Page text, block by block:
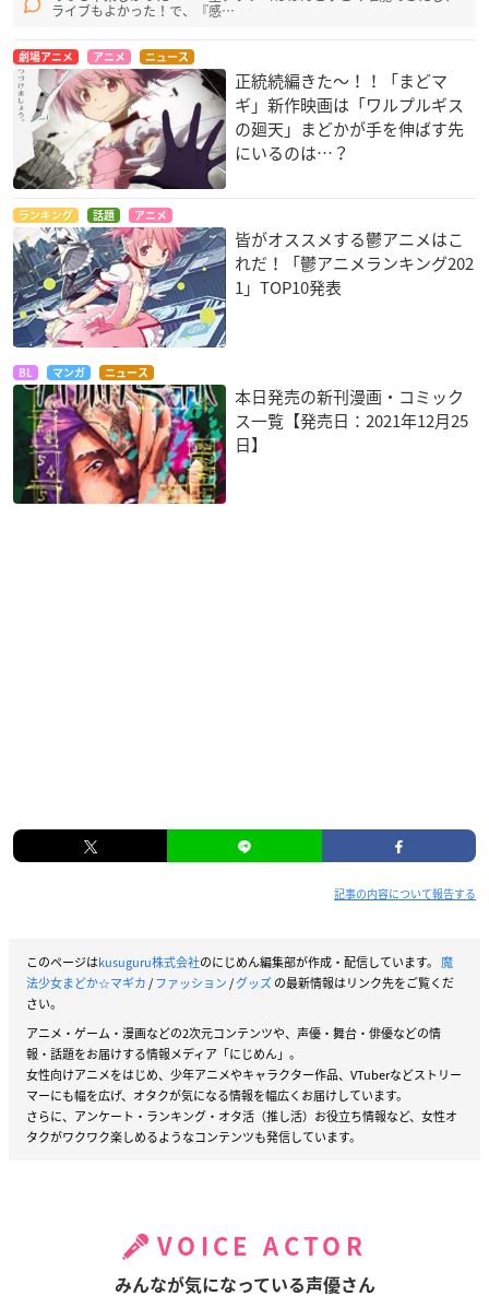
ライブもよかった！で、『感…
劇場アニメ アニメ ニュース
正統続編きた〜！！「まどマ
ギ」新作映画は「ワルプルギス
の廻天」まどかが手を伸ばす先
にいるのは…？
ランキング 話題 アニメ
皆がオススメする鬱アニメはこ
れだ！「鬱アニメランキング202
1」TOP10発表
BL マンガ ニュース
本日発売の新刊漫画・コミック
ス一覧【発売日：2021年12月25
日】
記事の内容について報告する
このページはkusuguru株式会社のにじめん編集部が作成・配信しています。 魔
法少女まどか☆マギカ/ファッション/グッズの最新情報はリンク先をご覧くだ
さい。
アニメ・ゲーム・漫画などの2次元コンテンツや、声優・舞台・俳優などの情
報・話題をお届けする情報メディア「にじめん」。
女性向けアニメをはじめ、少年アニメやキャラクター作品、VTuberなどストリー
マーにも幅を広げ、オタクが気になる情報を幅広くお届けしています。
さらに、アンケート・ランキング・オタ活（推し活）お役立ち情報など、女性オ
タクがワクワク楽しめるようなコンテンツも発信しています。
VOICE ACTOR
みんなが気になっている声優さん